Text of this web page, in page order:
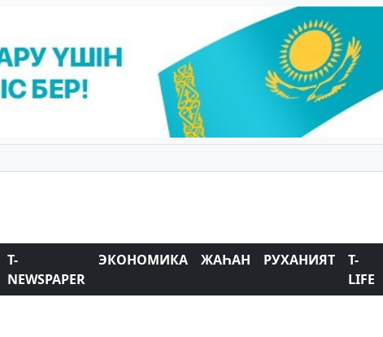
T-
NEWSPAPER
ЭКОНОМИКА ЖАҺАН РУХАНИЯТ
T-
LIFE